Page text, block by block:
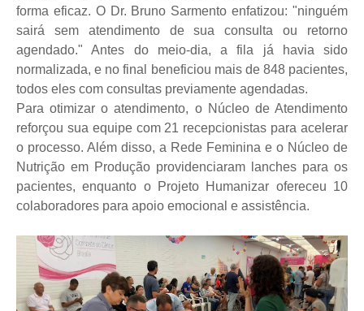
forma eficaz. O Dr. Bruno Sarmento enfatizou: "ninguém
sairá sem atendimento de sua consulta ou retorno
agendado." Antes do meio-dia, a fila já havia sido
normalizada, e no final beneficiou mais de 848 pacientes,
todos eles com consultas previamente agendadas.
Para otimizar o atendimento, o Núcleo de Atendimento
reforçou sua equipe com 21 recepcionistas para acelerar
o processo. Além disso, a Rede Feminina e o Núcleo de
Nutrição em Produção providenciaram lanches para os
pacientes, enquanto o Projeto Humanizar ofereceu 10
colaboradores para apoio emocional e assistência.